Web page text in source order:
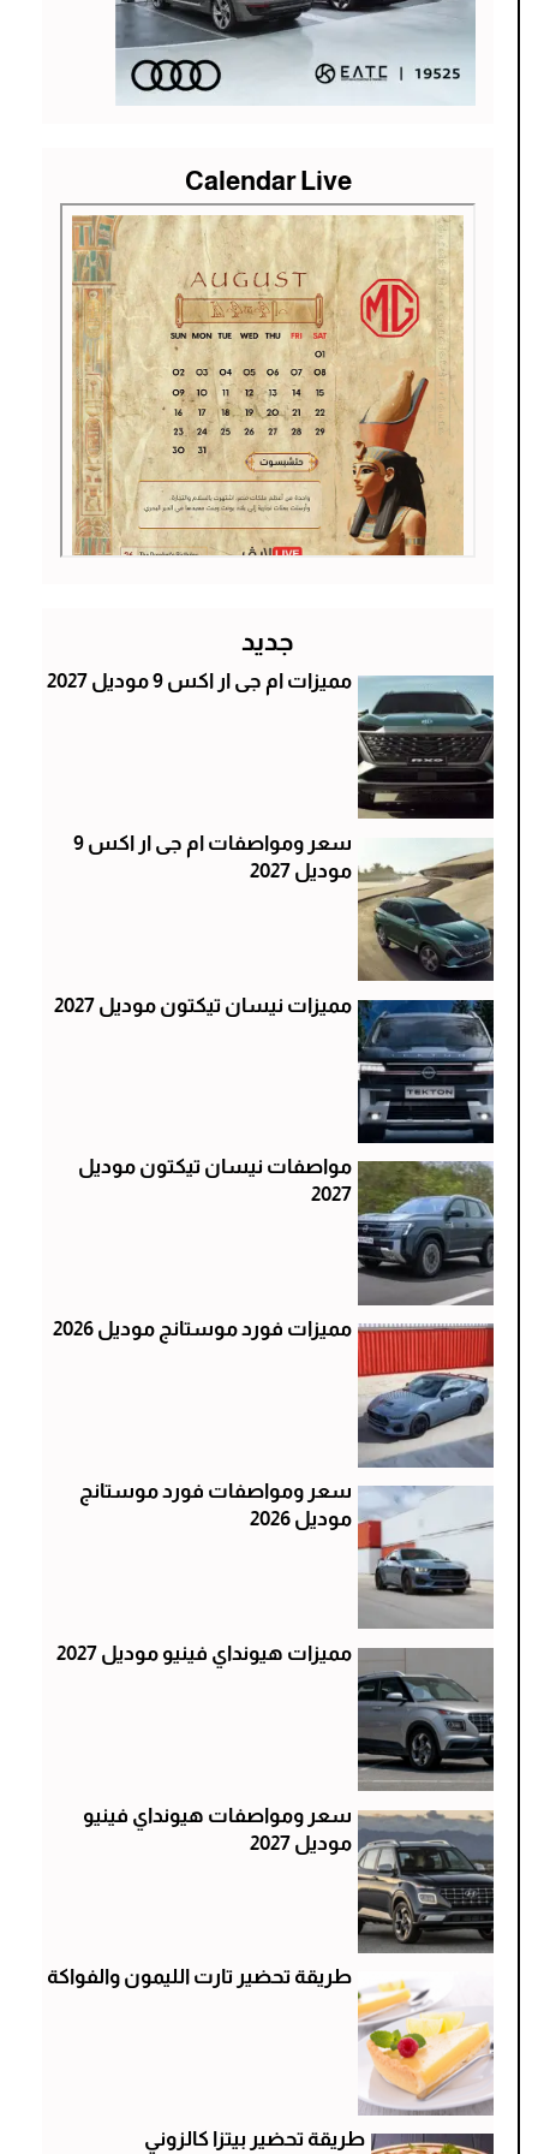
Calendar Live
جديد
مميزات ام جى ار اكس 9 موديل 2027
سعر ومواصفات ام جى ار اكس 9
موديل 2027
مميزات نيسان تيكتون موديل 2027
مواصفات نيسان تيكتون موديل
2027
مميزات فورد موستانج موديل 2026
سعر ومواصفات فورد موستانج
موديل 2026
مميزات هيونداي فينيو موديل 2027
سعر ومواصفات هيونداي فينيو
موديل 2027
طريقة تحضير تارت الليمون والفواكة
طريقة تحضير بيتزا كالزوني